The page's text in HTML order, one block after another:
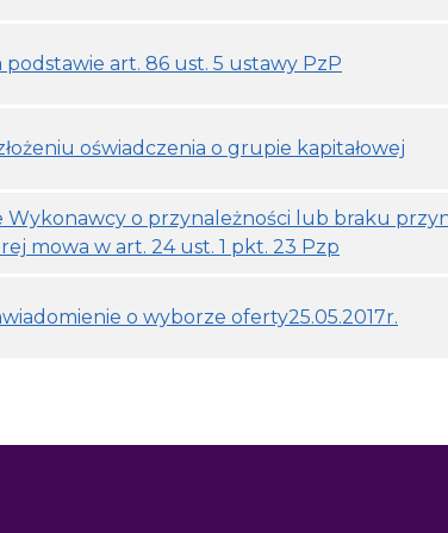
podstawie art. 86 ust. 5 ustawy PzP
oświadczenia o grupie kapitałowej
Wykonawcy o przynależności lub braku
mowa w art. 24 ust. 1 pkt. 23 Pzp
o wyborze oferty25.05.2017r.